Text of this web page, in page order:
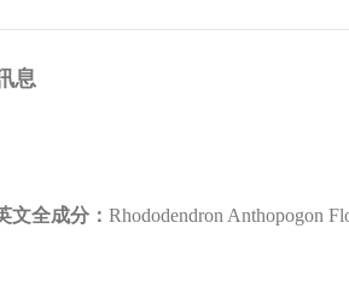
息
文全成分： Rhododendron Anthopogon